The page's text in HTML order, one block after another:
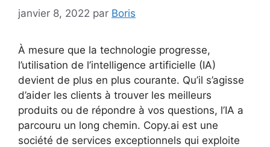
janvier 8, 2022 par Boris
À mesure que la technologie progresse,
l’utilisation de l’intelligence artificielle (IA)
devient de plus en plus courante. Qu’il s’agisse
d’aider les clients à trouver les meilleurs
produits ou de répondre à vos questions, l’IA a
parcouru un long chemin. Copy.ai est une
société de services exceptionnels qui exploite